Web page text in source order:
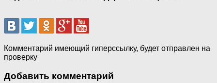
Комментарий имеющий гиперссылку, будет отправлен на
проверку
Добавить комментарий